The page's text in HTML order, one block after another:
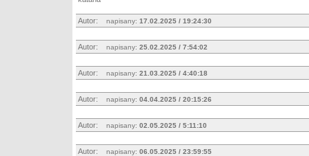
Autor: napisany: 17.02.2025 / 19:24:30
Autor: napisany: 25.02.2025 / 7:54:02
Autor: napisany: 21.03.2025 / 4:40:18
Autor: napisany: 04.04.2025 / 20:15:26
Autor: napisany: 02.05.2025 / 5:11:10
Autor: napisany: 06.05.2025 / 23:59:55